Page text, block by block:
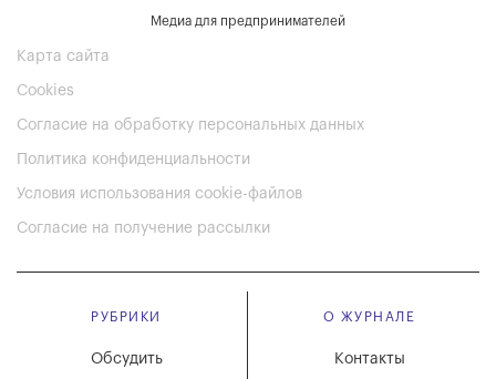
Медиа для предпринимателей
Карта сайта
Cookies
Согласие на обработку персональных данных
Политика конфиденциальности
Условия использования cookie-файлов
Согласие на получение рассылки
РУБРИКИ
Обсудить
О ЖУРНАЛЕ
Контакты